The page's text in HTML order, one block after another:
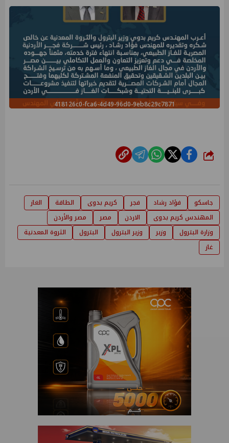
418126c0-fca6-4d49-96d0-9eb8c29c7871
شارك
جاسكو فؤاد رشاد فجر كريم بدوى الطاقة
الغاز
المهندس كريم بدوى
الاردن مصر
مصر والأردن
وزارة البترول
وزير وزير البترول البترول
الثروة المعدنية
غاز